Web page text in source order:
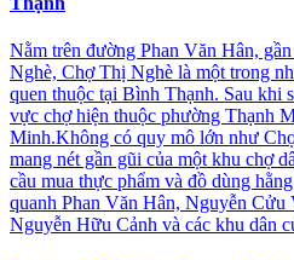
Nằm trên đường Phan Văn Hân,
Nghè, Chợ Thị Nghè là một trong
quen thuộc tại Bình Thạnh. Sau khi
vực chợ hiện thuộc phường Thạnh
Minh.Không có quy mô lớn như
mang nét gần gũi của một khu chợ
cầu mua thực phẩm và đồ dùng
quanh Phan Văn Hân, Nguyễn
Nguyễn Hữu Cảnh và các khu dân